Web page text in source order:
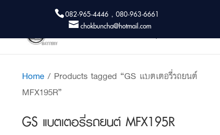
082-965-4446 , 080-963-6661
chokbuncha@hotmail.com
Home/ Products tagged “GS แบตเตอรี่รถยนต์
MFX195R”
GS แบตเตอรี่รถยนต์ MFX195R